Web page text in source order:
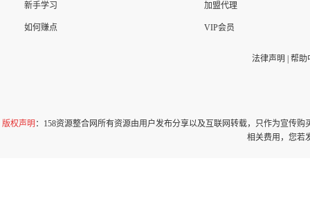
新手学习
如何赚点
加盟代理
VIP会员
法律声明 帮助
版权声明 ：158资源整合网所有资源由用户发布分享以及互联网转载，只作为宣传
相关费用，您若